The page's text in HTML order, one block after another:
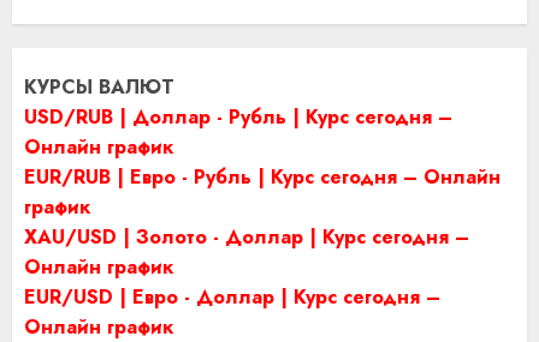
КУРСЫ ВАЛЮТ
USD/RUB | Доллар - Рубль | Курс сегодня –
Онлайн график
EUR/RUB | Евро - Рубль | Курс сегодня – Онлайн
график
XAU/USD | Золото - Доллар | Курс сегодня –
Онлайн график
EUR/USD | Евро - Доллар | Курс сегодня –
Онлайн график